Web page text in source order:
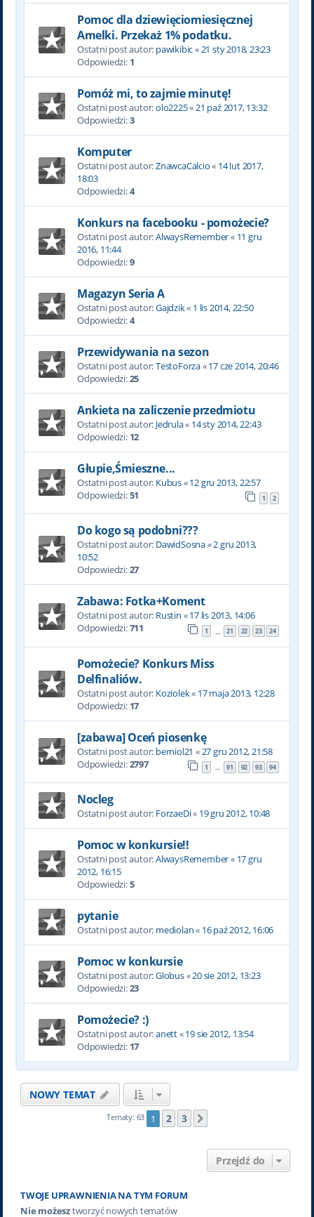
Pomoc dla dziewięciomiesięcznej
Amelki. Przekaż 1% podatku.
Ostatni post autor: pawikibic«21 sty 2018, 23:23
Odpowiedzi: 1
Pomóż mi, to zajmie minutę!
Ostatni post autor:olo2225«21 paź 2017, 13:32
Odpowiedzi:3
Komputer
Ostatni post autor:ZnawcaCalcio« 14 lut 2017,
18:03
Odpowiedzi:4
Konkurs na facebooku - pomożecie?
Ostatni post autor:AlwaysRemember« 11 gru
2016, 11:44
Odpowiedzi:9
Magazyn Seria A
Ostatni post autor:Gajdzik« 1 lis 2014, 22:50
Odpowiedzi:4
Przewidywania na sezon
Ostatni post autor:TestoForza«17 cze 2014, 20:46
Odpowiedzi:25
Ankieta na zaliczenie przedmiotu
Ostatni post autor: Jedrula« 14 sty 2014, 22:43
Odpowiedzi: 12
Głupie,Śmieszne...
Ostatni post autor: Kubus«12 gru 2013, 22:57
Odpowiedzi:51 1 2
Do kogo są podobni???
Ostatni post autor: DawidSosna«2 gru 2013,
10:52
Odpowiedzi:27
Zabawa: Fotka+Koment
Ostatni post autor: Rustin «17 lis 2013, 14:06
Odpowiedzi:711 1 … 21 22 23 24
Pomożecie? Konkurs Miss
Delfinaliów.
Ostatni post autor: Koziolek« 17 maja 2013, 12:28
Odpowiedzi: 17
[zabawa] Oceń piosenkę
Ostatni post autor: berniol21 «27 gru 2012, 21:58
Odpowiedzi:2797 1 … 91 92 93 94
Nocleg
Ostatni post autor: ForzaeDi« 19 gru 2012, 10:48
Pomoc w konkursie!!
Ostatni post autor:AlwaysRemember« 17 gru
2012, 16:15
Odpowiedzi:5
pytanie
Ostatni post autor: mediolan« 16 paź 2012, 16:06
Pomoc w konkursie
Ostatni post autor:Globus«20 sie 2012, 13:23
Odpowiedzi:23
Pomożecie? :)
Ostatni post autor:anett«19 sie 2012, 13:54
Odpowiedzi: 17
NOWY TEMAT
Tematy: 63 1 2 3
Przejdź do
TWOJE UPRAWNIENIA NA TYM FORUM
Nie możesztworzyć nowych tematów